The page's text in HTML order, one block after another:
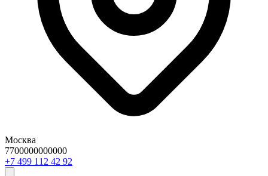
Москва
7700000000000
29 24 211 994 7+